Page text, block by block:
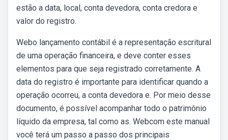
estão a data, local, conta devedora, conta credora e
valor do registro.
Webo lançamento contábil é a representação escritural
de uma operação financeira, e deve conter esses
elementos para que seja registrado corretamente. A
data do registro é importante para identificar quando a
operação ocorreu, a conta devedora e. Por meio desse
documento, é possível acompanhar todo o patrimônio
líquido da empresa, tal como as. Webcom este manual
você terá um passo a passo dos principais